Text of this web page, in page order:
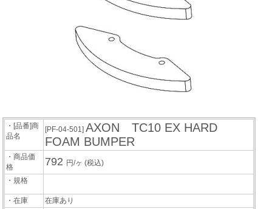
・[品番]商
品名
[PF-04-501]AXON TC10 EX HARD
FOAM BUMPER
・商品価
格
792 円/ヶ(税込)
・規格
・在庫
在庫あり